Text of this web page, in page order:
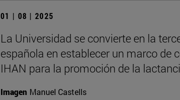
01 | 08 | 2025
La Universidad se convierte en la
española en establecer un marco de
IHAN para la promoción de la
Imagen Manuel Castells